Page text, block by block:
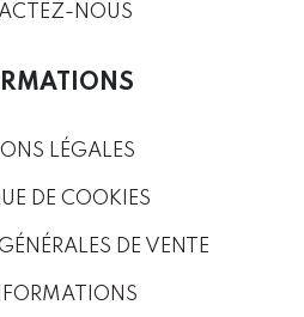
NOUS
LÉGALES
DE COOKIES
DE VENTE